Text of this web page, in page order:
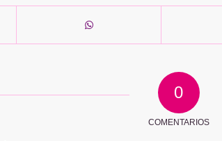
0
COMENTARIOS